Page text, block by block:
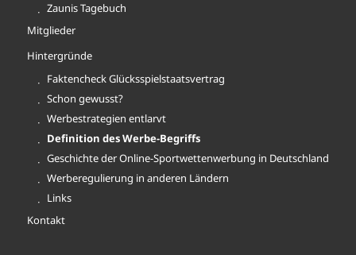
Zaunis Tagebuch
Mitglieder
Hintergründe
Faktencheck Glücksspielstaatsvertrag
Schon gewusst?
Werbestrategien entlarvt
Definition des Werbe-Begriffs
Geschichte der Online-Sportwettenwerbung in Deutschland
Werberegulierung in anderen Ländern
Links
Kontakt